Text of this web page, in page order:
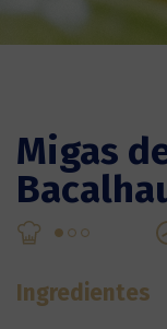
Migas
Ingredientes